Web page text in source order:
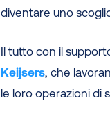
diventare uno
Il tutto con il
Keijsers, che
le loro operazioni di